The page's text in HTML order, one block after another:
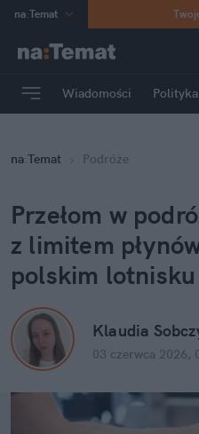
na:Temat
Poland
mama
Rozrywka
Wiadomości Polityka
na:Temat Podróże
Przełom w
z limitem
polskim lotnisku
Klaudia
03 czerwca 2026,